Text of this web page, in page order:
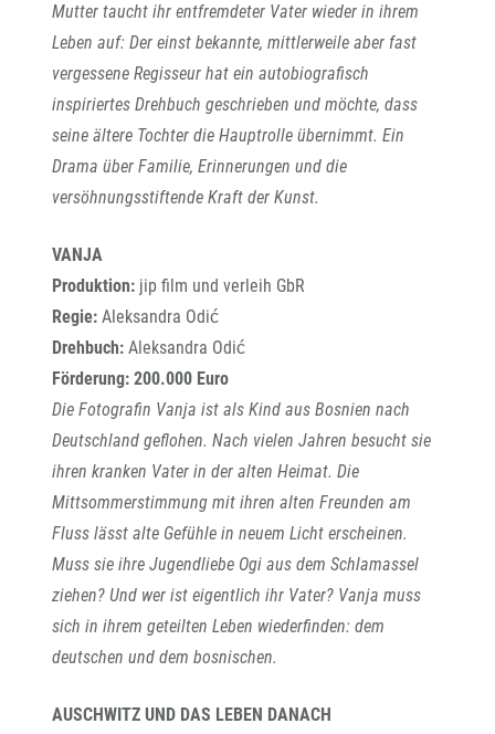
Mutter taucht ihr entfremdeter Vater wieder in ihrem
Leben auf: Der einst bekannte, mittlerweile aber fast
vergessene Regisseur hat ein autobiografisch
inspiriertes Drehbuch geschrieben und möchte, dass
seine ältere Tochter die Hauptrolle übernimmt. Ein
Drama über Familie, Erinnerungen und die
versöhnungsstiftende Kraft der Kunst.
VANJA
Produktion: jip film und verleih GbR
Regie: Aleksandra Odić
Drehbuch: Aleksandra Odić
Förderung: 200.000 Euro
Die Fotografin Vanja ist als Kind aus Bosnien nach
Deutschland geflohen. Nach vielen Jahren besucht sie
ihren kranken Vater in der alten Heimat. Die
Mittsommerstimmung mit ihren alten Freunden am
Fluss lässt alte Gefühle in neuem Licht erscheinen.
Muss sie ihre Jugendliebe Ogi aus dem Schlamassel
ziehen? Und wer ist eigentlich ihr Vater? Vanja muss
sich in ihrem geteilten Leben wiederfinden: dem
deutschen und dem bosnischen.
AUSCHWITZ UND DAS LEBEN DANACH